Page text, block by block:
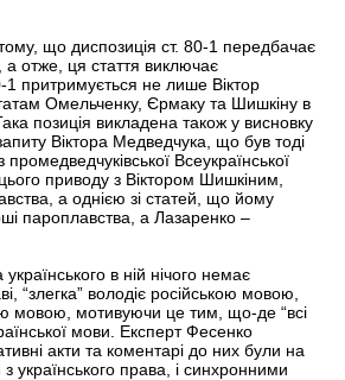
що диспозиція ст. 80-1 передбачає
а отже, ця стаття виключає
1 притримується не лише Віктор
Омельченку, Єрмаку та Шишкіну в
позиція викладена також у висновку
Віктора Медведчука, що був тоді
Всеукраїнської
приводу з Віктором Шишкіним,
а однією зі статей, що йому
пароплавства, а Лазаренко –
в ній нічого немає
“злегка” володіє російською мовою,
мовою, мотивуючи це тим, що-де “всі
мови. Експерт Фесенко
акти та коментарі до них були на
українського права, і синхронними